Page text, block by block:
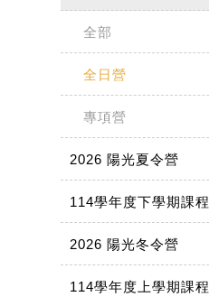
全部
全日營
專項營
2026 陽光夏令營
114學年度下學期課程
2026 陽光冬令營
114學年度上學期課程